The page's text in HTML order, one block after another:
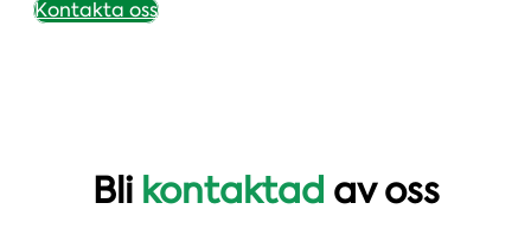
Kontakta oss
Bli kontaktad av oss